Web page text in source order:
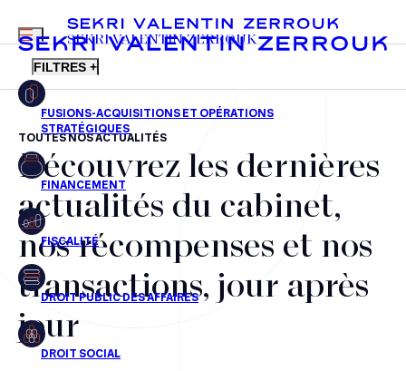
FR EN
MENU
SEKRI VALENTIN ZERROUK
FILTRES +
Fusions-acquisitions et opérations stratégiques
Financement
Fiscalité
Droit public des affaires
Droit social
TOUTES NOS ACTUALITÉS
Découvrez les dernières
actualités du cabinet,
nos récompenses et nos
transactions, jour après
jour